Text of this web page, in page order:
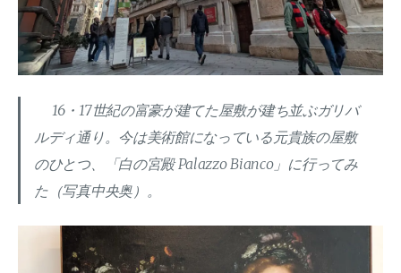
16・17世紀の富豪が建てた屋敷が建ち並ぶガリバ
ルディ通り。今は美術館になっている元貴族の屋敷
のひとつ、「白の宮殿 Palazzo Bianco」に行ってみ
た（写真中央奥）。